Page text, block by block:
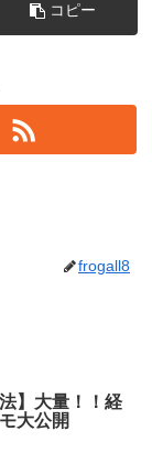
コピー
frogall8
】大量！！経
大公開